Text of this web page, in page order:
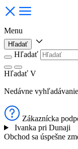
Menu
Hľadať
Hľadať
Hľadať V
Nedávne vyhľadávanie
Zákaznícka
Ivanka pri Dunaji
Obchod sa úspešne